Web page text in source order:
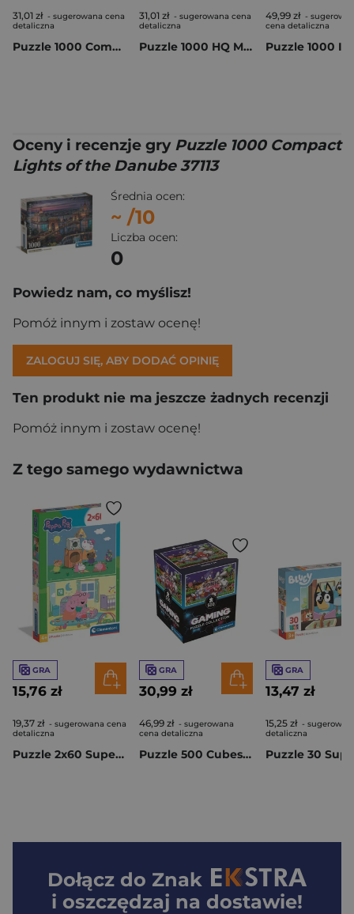
31,01 zł - sugerowana cena
detaliczna
Puzzle 1000 Compact First Snow At Portland Head 37112
31,01 zł - sugerowana cena
detaliczna
Puzzle 1000 HQ Maleficium 37103
49,99 zł -
cena detaliczna
Oceny i recenzje gry Puzzle 1000 Compact
Lights of the Danube 37113
Średnia ocen:
~ /10
Liczba ocen:
0
Powiedz nam, co myślisz!
Pomóż innym i zostaw ocenę!
ZALOGUJ SIĘ, ABY DODAĆ OPINIĘ
Ten produkt nie ma jeszcze żadnych recenzji
Pomóż innym i zostaw ocenę!
Z tego samego wydawnictwa
GRA
15,76 zł
19,37 zł - sugerowana cena
detaliczna
Puzzle 2x60 Super kolor Peppa Pig 24833
GRA
30,99 zł
46,99 zł - sugerowana
cena detaliczna
Puzzle 500 Cubes Sonic classic 35807
GRA
13,47 zł
15,25 zł -
detaliczna
Dołącz do Znak
i oszczędzaj na dostawie!